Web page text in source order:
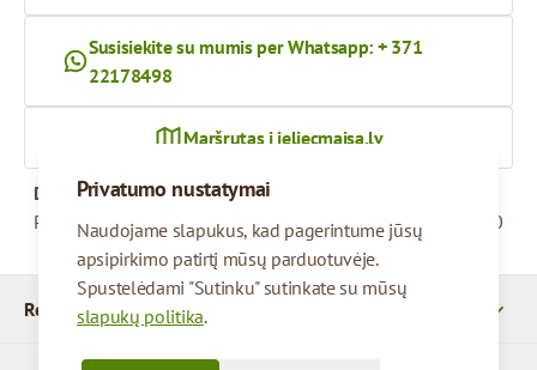
Privatumo nustatymai
Naudojame slapukus, kad pagerintume jūsų
apsipirkimo patirtį mūsų parduotuvėje.
Spustelėdami "Sutinku" sutinkate su mūsų
slapukų politika.
Rekvizitai
Susisiekite su mumis per Whatsapp: + 371
22178498
Maršrutas į ieliecmaisa.lv
Darbo valandos
Pirmadienis – penktadienis
09:00 - 17:00